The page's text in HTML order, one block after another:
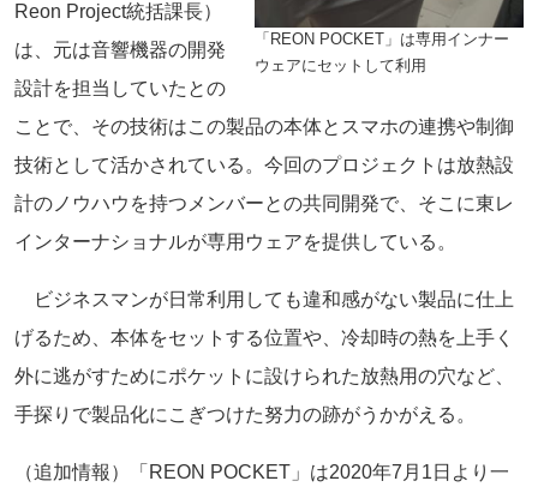
「REON POCKET」は専用インナー
ウェアにセットして利用
Reon Project統括課長）
は、元は音響機器の開発
設計を担当していたとの
ことで、その技術はこの製品の本体とスマホの連携や制御
技術として活かされている。今回のプロジェクトは放熱設
計のノウハウを持つメンバーとの共同開発で、そこに東レ
インターナショナルが専用ウェアを提供している。
ビジネスマンが日常利用しても違和感がない製品に仕上
げるため、本体をセットする位置や、冷却時の熱を上手く
外に逃がすためにポケットに設けられた放熱用の穴など、
手探りで製品化にこぎつけた努力の跡がうかがえる。
（追加情報）「REON POCKET」は2020年7月1日より一